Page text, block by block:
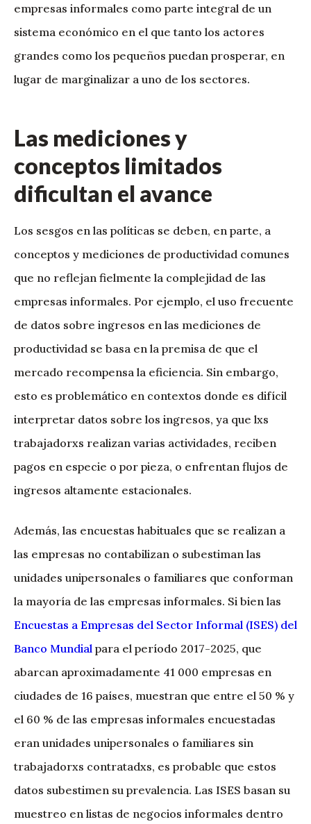
empresas informales como parte integral de un
sistema económico en el que tanto los actores
grandes como los pequeños puedan prosperar, en
lugar de marginalizar a uno de los sectores.
Las mediciones y
conceptos limitados
dificultan el avance
Los sesgos en las políticas se deben, en parte, a
conceptos y mediciones de productividad comunes
que no reflejan fielmente la complejidad de las
empresas informales. Por ejemplo, el uso frecuente
de datos sobre ingresos en las mediciones de
productividad se basa en la premisa de que el
mercado recompensa la eficiencia. Sin embargo,
esto es problemático en contextos donde es difícil
interpretar datos sobre los ingresos, ya que lxs
trabajadorxs realizan varias actividades, reciben
pagos en especie o por pieza, o enfrentan flujos de
ingresos altamente estacionales.
Además, las encuestas habituales que se realizan a
las empresas no contabilizan o subestiman las
unidades unipersonales o familiares que conforman
la mayoría de las empresas informales. Si bien las
Encuestas a Empresas del Sector Informal (ISES) del
Banco Mundial para el período 2017-2025, que
abarcan aproximadamente 41 000 empresas en
ciudades de 16 países, muestran que entre el 50 % y
el 60 % de las empresas informales encuestadas
eran unidades unipersonales o familiares sin
trabajadorxs contratadxs, es probable que estos
datos subestimen su prevalencia. Las ISES basan su
muestreo en listas de negocios informales dentro